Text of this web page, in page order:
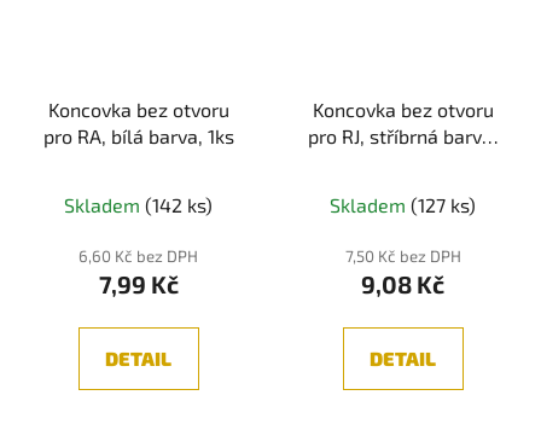
Koncovka bez otvoru
pro RA, bílá barva, 1ks
Skladem (142 ks)
6,60 Kč bez DPH
7,99 Kč
DETAIL
Koncovka bez otvoru
pro RJ, stříbrná barva,
Skladem (127 ks)
7,50 Kč bez DPH
9,08 Kč
DETAIL